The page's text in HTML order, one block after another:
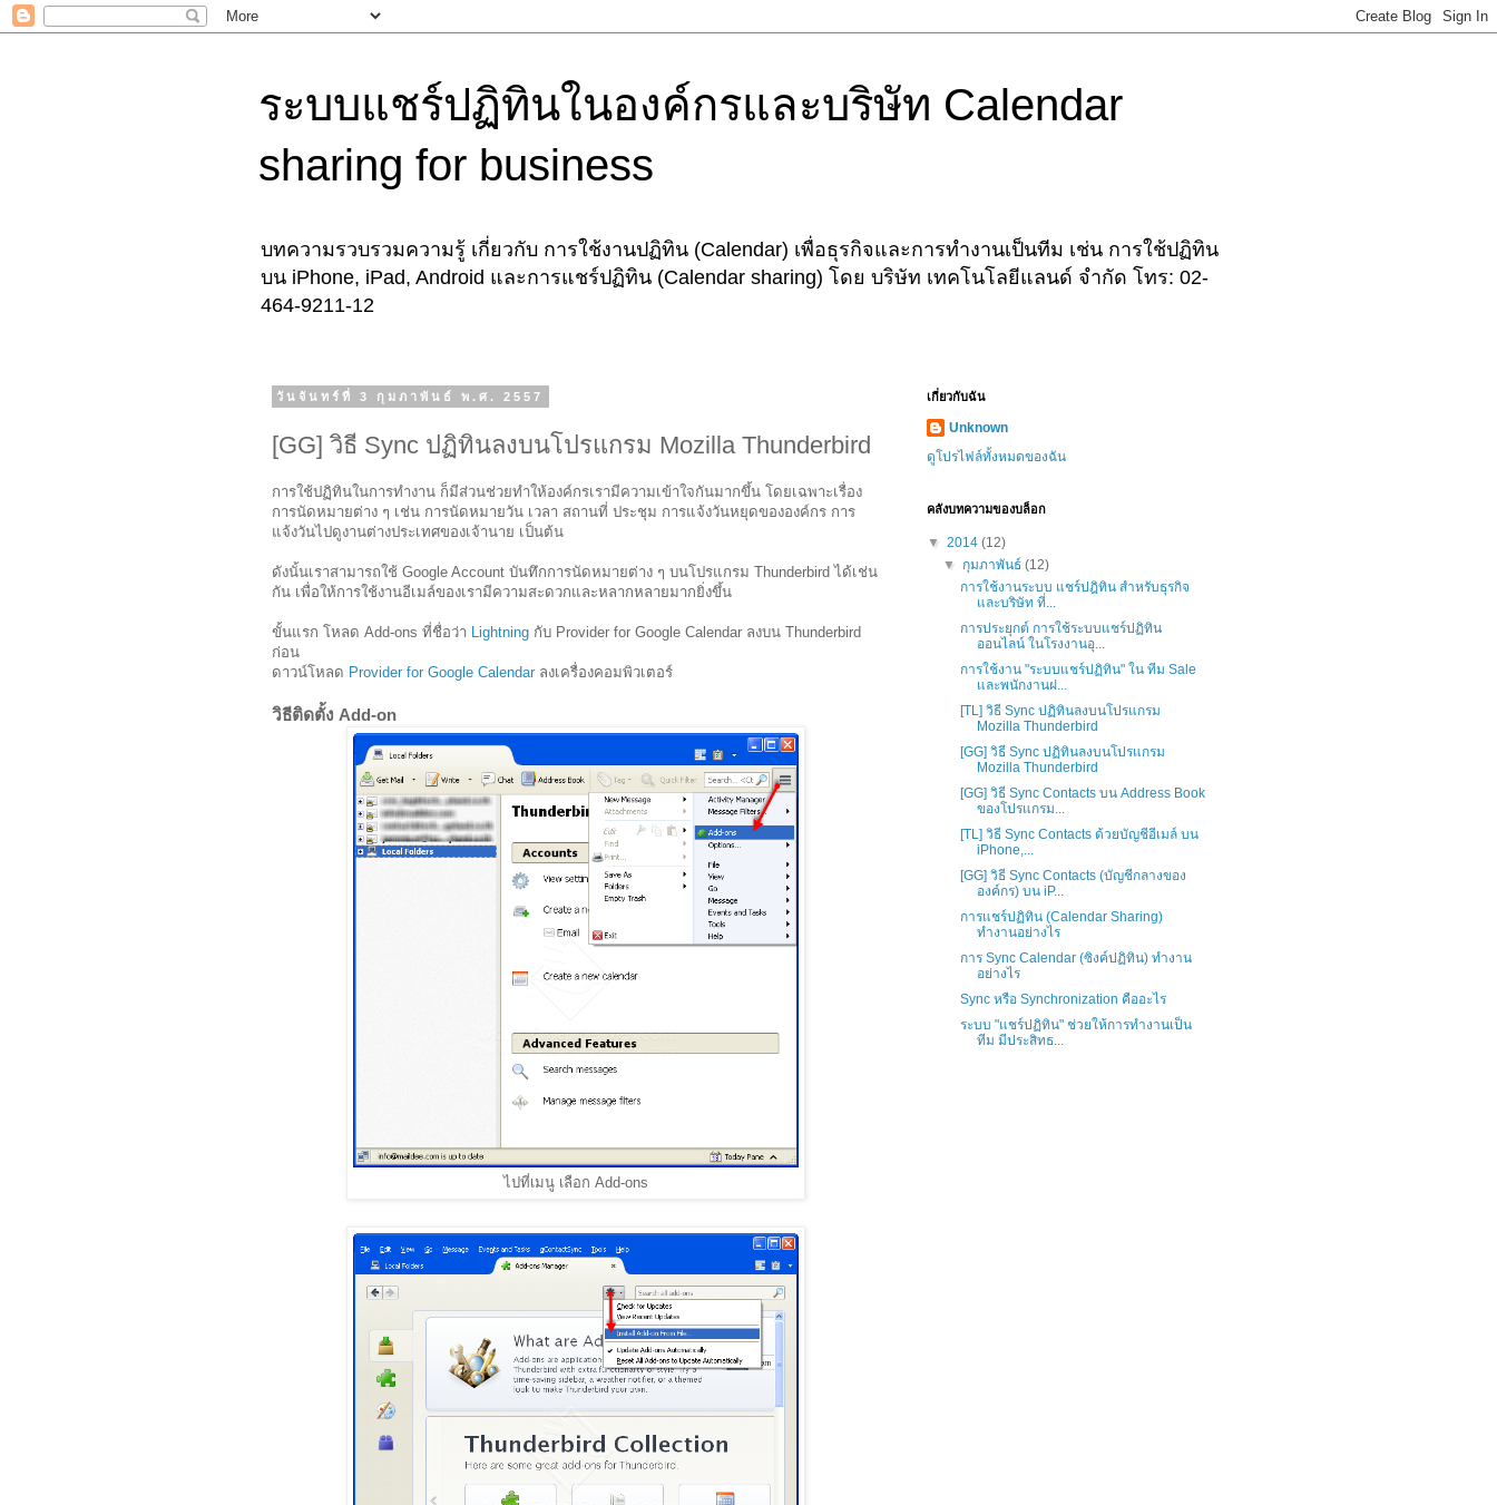
ระบบแชร์ปฏิทินในองค์กรและบริษัท Calendar
sharing for business
บทความรวบรวมความรู้ เกี่ยวกับ การใช้งานปฏิทิน (Calendar) เพื่อธุรกิจและการทำงานเป็นทีม เช่น การใช้ปฏิทิน
บน iPhone, iPad, Android และการแชร์ปฏิทิน (Calendar sharing) โดย บริษัท เทคโนโลยีแลนด์ จำกัด โทร: 02-
464-9211-12
วันจันทร์ที่ 3 กุมภาพันธ์ พ.ศ. 2557
[GG] วิธี Sync ปฏิทินลงบนโปรแกรม Mozilla Thunderbird
การใช้ปฏิทินในการทำงาน ก็มีส่วนช่วยทำให้องค์กรเรามีความเข้าใจกันมากขึ้น โดยเฉพาะเรื่อง
การนัดหมายต่าง ๆ เช่น การนัดหมายวัน เวลา สถานที่ ประชุม การแจ้งวันหยุดขององค์กร การ
แจ้งวันไปดูงานต่างประเทศของเจ้านาย เป็นต้น
ดังนั้นเราสามารถใช้ Google Account บันทึกการนัดหมายต่าง ๆ บนโปรแกรม Thunderbird ได้เช่น
กัน เพื่อให้การใช้งานอีเมล์ของเรามีความสะดวกและหลากหลายมากยิ่งขึ้น
ขั้นแรก โหลด Add-ons ที่ชื่อว่า Lightning กับ Provider for Google Calendar ลงบน Thunderbird
ก่อน
ดาวน์โหลด Provider for Google Calendar ลงเครื่องคอมพิวเตอร์
วิธีติดตั้ง Add-on
ไปที่เมนู เลือก Add-ons
เกี่ยวกับฉัน
Unknown
ดูโปรไฟล์ทั้งหมดของฉัน
คลังบทความของบล็อก
▼ 2014 (12)
▼ กุมภาพันธ์(12)
การใช้งานระบบ แชร์ปฎิทิน สำหรับธุรกิจ
และบริษัท ที่...
การประยุกต์ การใช้ระบบแชร์ปฏิทิน
ออนไลน์ ในโรงงานอุ...
การใช้งาน "ระบบแชร์ปฏิทิน" ใน ทีม Sale
และพนักงานฝ...
[TL] วิธี Sync ปฏิทินลงบนโปรแกรม
Mozilla Thunderbird
[GG] วิธี Sync ปฏิทินลงบนโปรแกรม
Mozilla Thunderbird
[GG] วิธี Sync Contacts บน Address Book
ของโปรแกรม...
[TL] วิธี Sync Contacts ด้วยบัญชีอีเมล์ บน
iPhone,...
[GG] วิธี Sync Contacts (บัญชีกลางของ
องค์กร) บน iP...
การแชร์ปฏิทิน (Calendar Sharing)
ทำงานอย่างไร
การ Sync Calendar (ซิงค์ปฏิทิน) ทำงาน
อย่างไร
Sync หรือ Synchronization คืออะไร
ระบบ "แชร์ปฏิทิน" ช่วยให้การทำงานเป็น
ทีม มีประสิทธ...